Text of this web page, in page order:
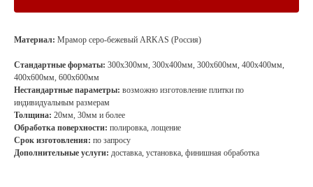
Материал: Мрамор серо-бежевый ARKAS (Россия)
Стандартные форматы: 300х300мм, 300х400мм, 300х600мм, 400х400мм,
400х600мм, 600х600мм
Нестандартные параметры: возможно изготовление плитки по
индивидуальным размерам
Толщина: 20мм, 30мм и более
Обработка поверхности: полировка, лощение
Срок изготовления: по запросу
Дополнительные услуги: доставка, установка, финишная обработка